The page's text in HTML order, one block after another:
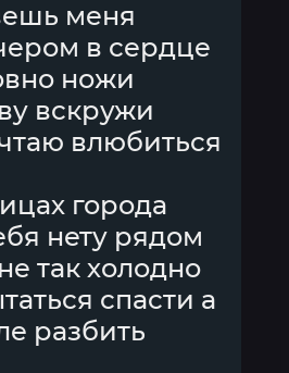
меня
в сердце
ножи
вскружи
влюбиться
города
нету рядом
так холодно
спасти а
разбить